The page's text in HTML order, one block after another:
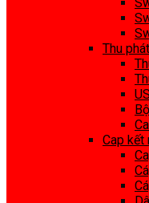
Thu
Cap kết